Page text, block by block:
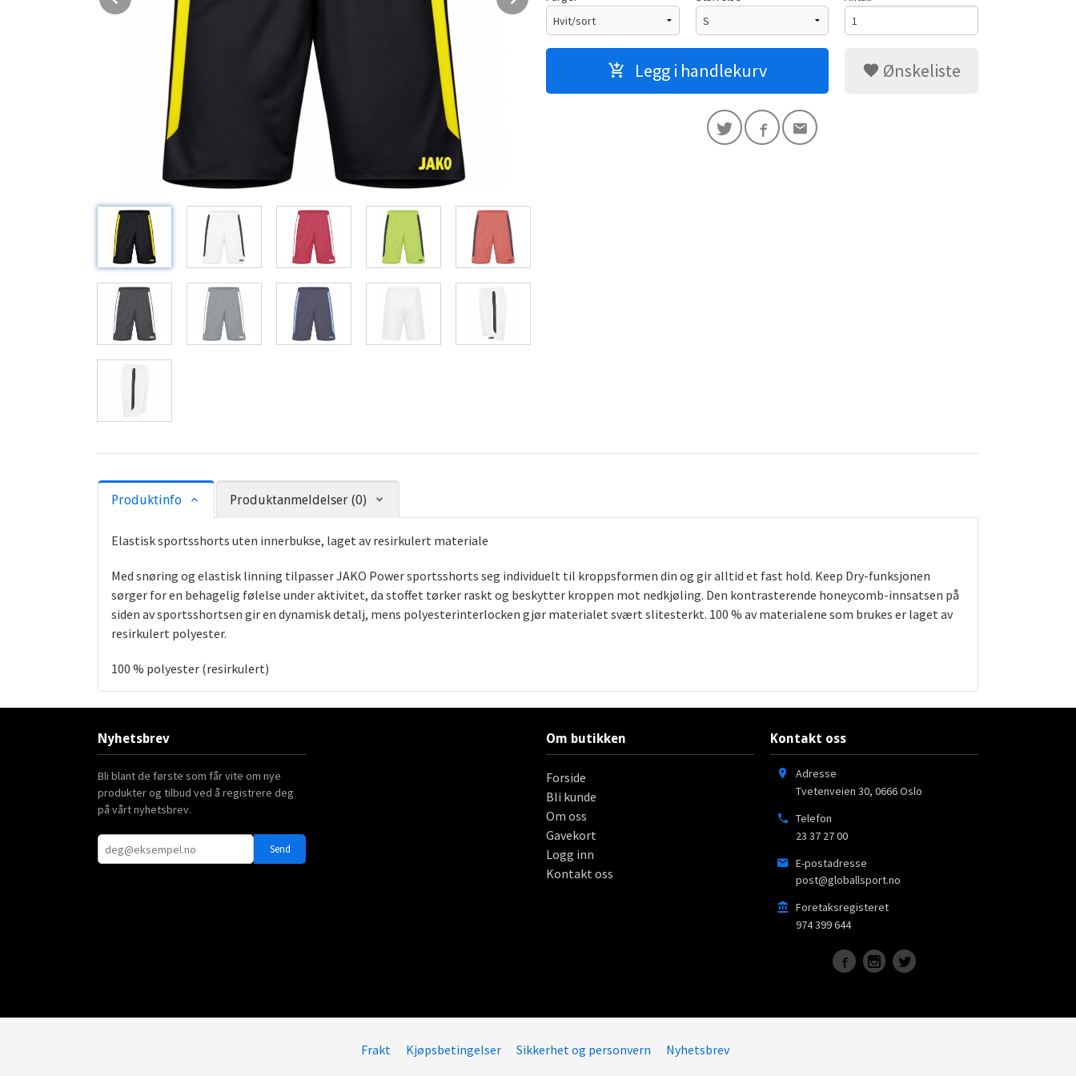
Legg i handlekurv Ønskeliste
Produktinfo Produktanmeldelser (0)
Elastisk sportsshorts uten innerbukse, laget av resirkulert materiale
Med snøring og elastisk linning tilpasser JAKO Power sportsshorts seg individuelt til kroppsformen din og gir alltid et fast hold. Keep Dry-funksjonen
sørger for en behagelig følelse under aktivitet, da stoffet tørker raskt og beskytter kroppen mot nedkjøling. Den kontrasterende honeycomb-innsatsen på
siden av sportsshortsen gir en dynamisk detalj, mens polyesterinterlocken gjør materialet svært slitesterkt. 100 % av materialene som brukes er laget av
resirkulert polyester.
100 % polyester (resirkulert)
Nyhetsbrev
Bli blant de første som får vite om nye
produkter og tilbud ved å registrere deg
på vårt nyhetsbrev.
Om butikken
Forside
Bli kunde
Om oss
Gavekort
Logg inn
Kontakt oss
Kontakt oss
Adresse
Tvetenveien 30, 0666Oslo
Telefon
23 37 27 00
E-postadresse
post@globallsport.no
Foretaksregisteret
974 399 644
Frakt Kjøpsbetingelser Sikkerhet og personvern Nyhetsbrev